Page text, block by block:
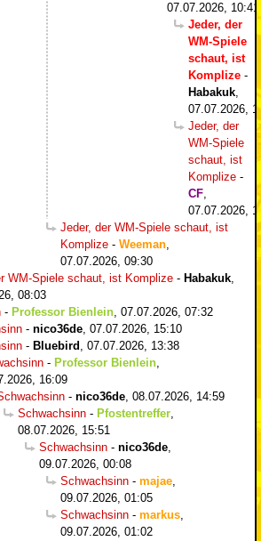
07.07.2026, 10:41
Jeder, der
WM-Spiele
schaut, ist
Komplize -
Habakuk,
07.07.2026,
Jeder, der
WM-Spiele
schaut, ist
Komplize -
CF,
07.07.2026,
Jeder, der WM-Spiele schaut, ist
Komplize - Weeman,
07.07.2026, 09:30
WM-Spiele schaut, ist Komplize - Habakuk,
08:03
- Professor Bienlein, 07.07.2026, 07:32
- nico36de, 07.07.2026, 15:10
- Bluebird , 07.07.2026, 13:38
- Professor Bienlein,
16:09
- nico36de, 08.07.2026, 14:59
Schwachsinn - Pfostentreffer,
08.07.2026, 15:51
Schwachsinn - nico36de,
09.07.2026, 00:08
Schwachsinn - majae,
09.07.2026, 01:05
Schwachsinn - markus,
09.07.2026, 01:02